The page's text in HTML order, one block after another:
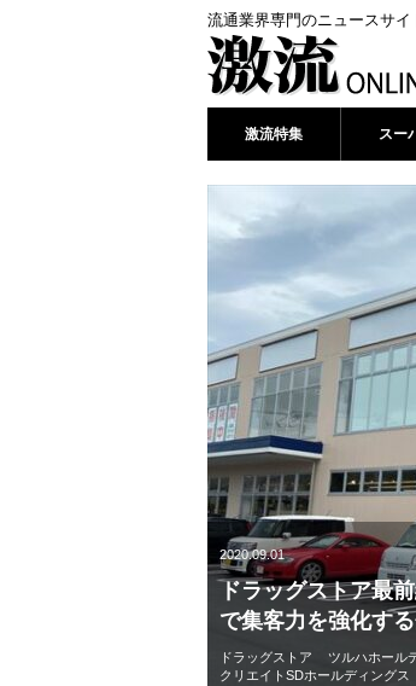
流通業界専門のニュースサイ
激流特集 スー
2020.09.01
ドラッグストア最
で集客力を強化す
ドラッグストア ツルハホール
クリエイトSDホールディングス